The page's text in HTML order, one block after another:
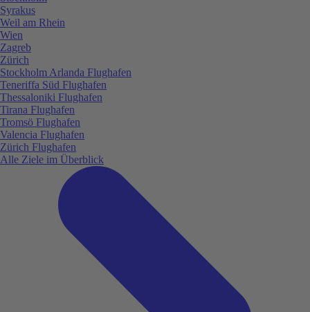
Syrakus
Weil am Rhein
Wien
Zagreb
Zürich
Stockholm Arlanda Flughafen
Teneriffa Süd Flughafen
Thessaloniki Flughafen
Tirana Flughafen
Tromsö Flughafen
Valencia Flughafen
Zürich Flughafen
Alle Ziele im Überblick